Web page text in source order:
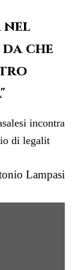
nel
che
incontra
di legalit
Lampasi